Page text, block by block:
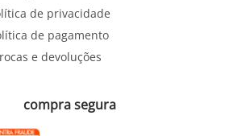
de privacidade
de pagamento
e devoluções
compra segura